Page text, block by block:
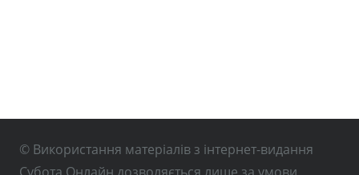
© Використання матеріалів з інтернет-видання